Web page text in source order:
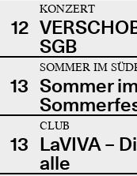
12
KONZERT
SGB
13
SOMMER IM
Sommer
13
CLUB
LaVIVA –
alle